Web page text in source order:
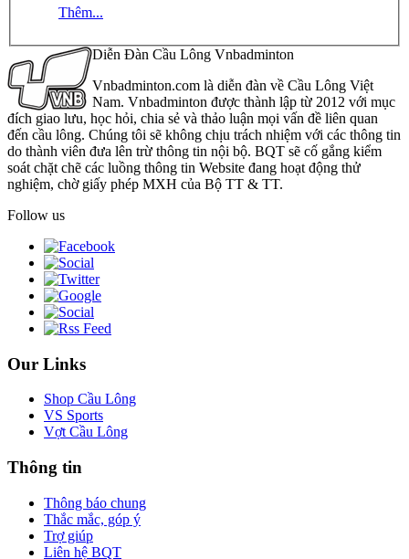
Thêm...
Diễn Đàn Cầu Lông Vnbadminton
Vnbadminton.com là diễn đàn về Cầu Lông Việt
Nam. Vnbadminton được thành lập từ 2012 với mục
đích giao lưu, học hỏi, chia sẻ và thảo luận mọi vấn đề liên quan
đến cầu lông. Chúng tôi sẽ không chịu trách nhiệm với các thông tin
do thành viên đưa lên trừ thông tin nội bộ. BQT sẽ cố gắng kiểm
soát chặt chẽ các luồng thông tin Website đang hoạt động thử
nghiệm, chờ giấy phép MXH của Bộ TT & TT.
Follow us
Our Links
Shop Cầu Lông
VS Sports
Vợt Cầu Lông
Thông tin
Thông báo chung
Thắc mắc, góp ý
Trợ giúp
Liên hệ BQT